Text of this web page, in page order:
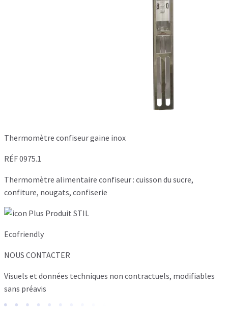
Thermomètre confiseur gaine inox
RÉF 0975.1
Thermomètre alimentaire confiseur : cuisson du sucre,
confiture, nougats, confiserie
Ecofriendly
NOUS CONTACTER
Visuels et données techniques non contractuels, modifiables
sans préavis